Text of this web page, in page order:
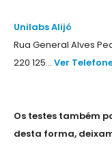
Unilabs Alijó
Rua General Alves
220 125... Ver
Os testes também
desta forma,